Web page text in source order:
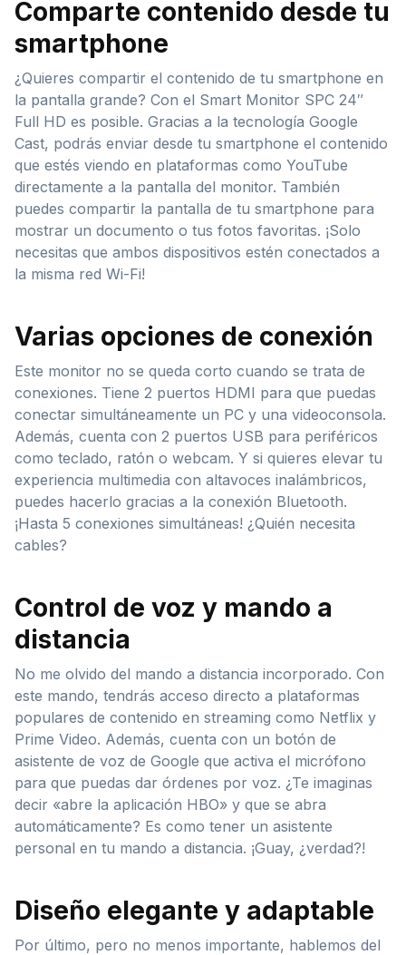
Comparte contenido desde tu
smartphone
¿Quieres compartir el contenido de tu smartphone en
la pantalla grande? Con el Smart Monitor SPC 24″
Full HD es posible. Gracias a la tecnología Google
Cast, podrás enviar desde tu smartphone el contenido
que estés viendo en plataformas como YouTube
directamente a la pantalla del monitor. También
puedes compartir la pantalla de tu smartphone para
mostrar un documento o tus fotos favoritas. ¡Solo
necesitas que ambos dispositivos estén conectados a
la misma red Wi-Fi!
Varias opciones de conexión
Este monitor no se queda corto cuando se trata de
conexiones. Tiene 2 puertos HDMI para que puedas
conectar simultáneamente un PC y una videoconsola.
Además, cuenta con 2 puertos USB para periféricos
como teclado, ratón o webcam. Y si quieres elevar tu
experiencia multimedia con altavoces inalámbricos,
puedes hacerlo gracias a la conexión Bluetooth.
¡Hasta 5 conexiones simultáneas! ¿Quién necesita
cables?
Control de voz y mando a
distancia
No me olvido del mando a distancia incorporado. Con
este mando, tendrás acceso directo a plataformas
populares de contenido en streaming como Netflix y
Prime Video. Además, cuenta con un botón de
asistente de voz de Google que activa el micrófono
para que puedas dar órdenes por voz. ¿Te imaginas
decir «abre la aplicación HBO» y que se abra
automáticamente? Es como tener un asistente
personal en tu mando a distancia. ¡Guay, ¿verdad?!
Diseño elegante y adaptable
Por último, pero no menos importante, hablemos del